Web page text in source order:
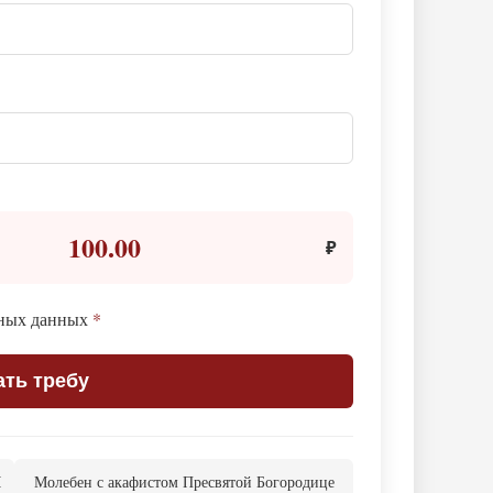
100.00 ₽
данных *
требу
Молебен с акафистом Пресвятой Богородице